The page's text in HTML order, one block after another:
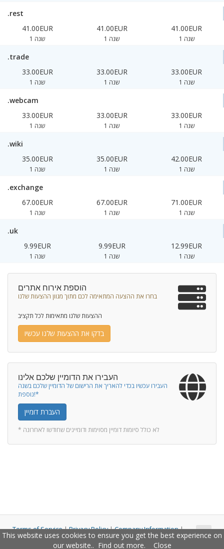
This website uses cookies to ensure you get the best experience on
our website.. Find out more. Close
.rest
41.00EUR
1 שנה
41.00EUR
1 שנה
41.00EUR
1 שנה
.trade
33.00EUR
1 שנה
33.00EUR
1 שנה
33.00EUR
1 שנה
.webcam
33.00EUR
1 שנה
33.00EUR
1 שנה
33.00EUR
1 שנה
.wiki
35.00EUR
1 שנה
35.00EUR
1 שנה
42.00EUR
1 שנה
.exchange
67.00EUR
1 שנה
67.00EUR
1 שנה
71.00EUR
1 שנה
.uk
9.99EUR
1 שנה
9.99EUR
1 שנה
12.99EUR
1 שנה
הוספת אירוח אתרים
בחרו את ההצעה המתאימה לכם מתוך מגוון ההצעות שלנו
ההצעות שלנו מתאימות לכל תקציב
בדקו את ההצעות שלנו עכשיו
העבירו את הדומיין שלכם אלינו
העבירו עכשיו בכדי להאריך את הרישום של הדומיין שלכם בשנה
נוספת!*
העברת דומיין
* לא כולל סיומות דומיין מסוימות ודומיינים שחודשו לאחרונה
Terms of Service|Privacy Policy|Company Information|
Copyright © 2011 - 2026 Closco Ltd. All Rights Reserved.